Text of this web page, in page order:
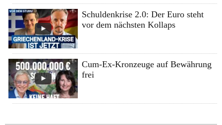
Schuldenkrise 2.0: Der Euro steht
vor dem nächsten Kollaps
Cum-Ex-Kronzeuge auf Bewährung
frei